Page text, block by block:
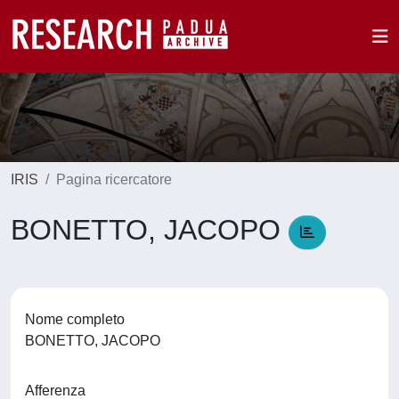
IRIS Pagina ricercatore
BONETTO, JACOPO
Nome completo
BONETTO, JACOPO
Afferenza